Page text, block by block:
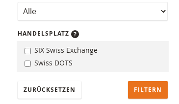
HANDELSPLATZ
SIX Swiss Exchange
Swiss DOTS
ZURÜCKSETZEN